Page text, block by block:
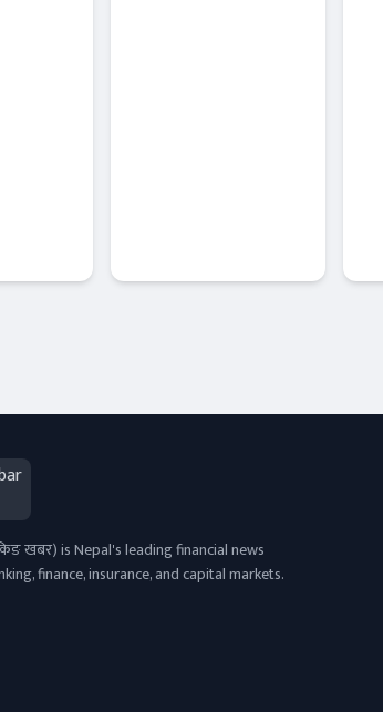
ऐतिहासिक आदेश
खबर) is Nepal's leading financial news
finance, insurance, and capital markets.